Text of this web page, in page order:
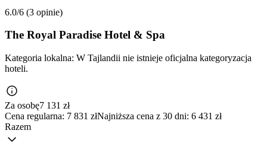
6.0/6 (3 opinie)
The Royal Paradise Hotel & Spa
Kategoria lokalna: W Tajlandii nie istnieje oficjalna kategoryzacja
hoteli.
Za osobę7 131 zł
Cena regularna: 7 831 złNajniższa cena z 30 dni: 6 431 zł
Razem